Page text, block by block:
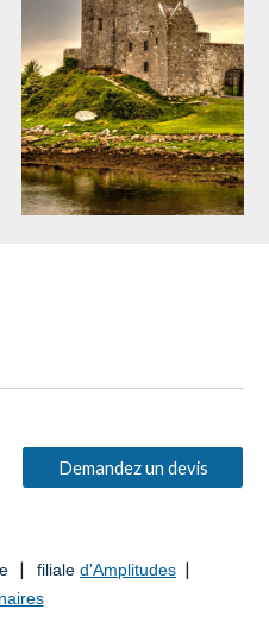
Demandez un devis
| filiale d'Amplitudes |